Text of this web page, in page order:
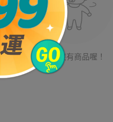
目前沒有商品喔！